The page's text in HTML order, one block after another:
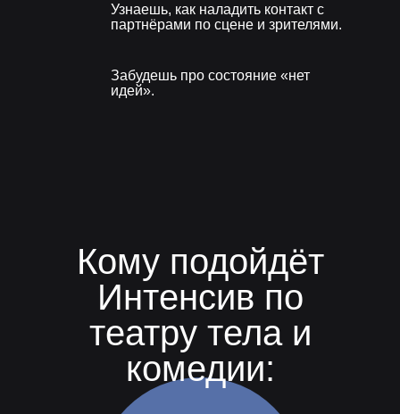
Узнаешь, как наладить контакт с
партнёрами по сцене и зрителями.
Забудешь про состояние «нет
идей».
Кому подойдёт
Интенсив по
театру тела и
комедии: